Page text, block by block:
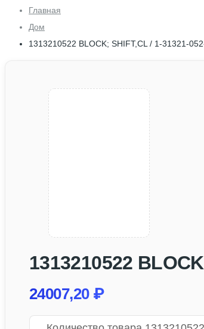
Главная
Дом
1313210522 BLOCK; SHIFT,CL / 1-31321-
1313210522
24007,20 ₽